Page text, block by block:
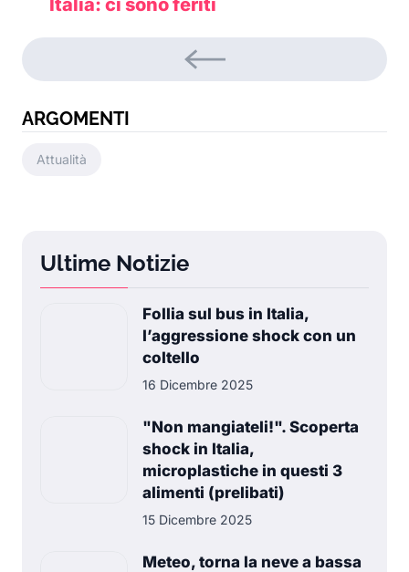
Italia: ci sono feriti
ARGOMENTI
Attualità
Ultime Notizie
Follia sul bus in Italia,
l’aggressione shock con un
coltello
16 Dicembre 2025
"Non mangiateli!". Scoperta
shock in Italia,
microplastiche in questi 3
alimenti (prelibati)
15 Dicembre 2025
Meteo, torna la neve a bassa